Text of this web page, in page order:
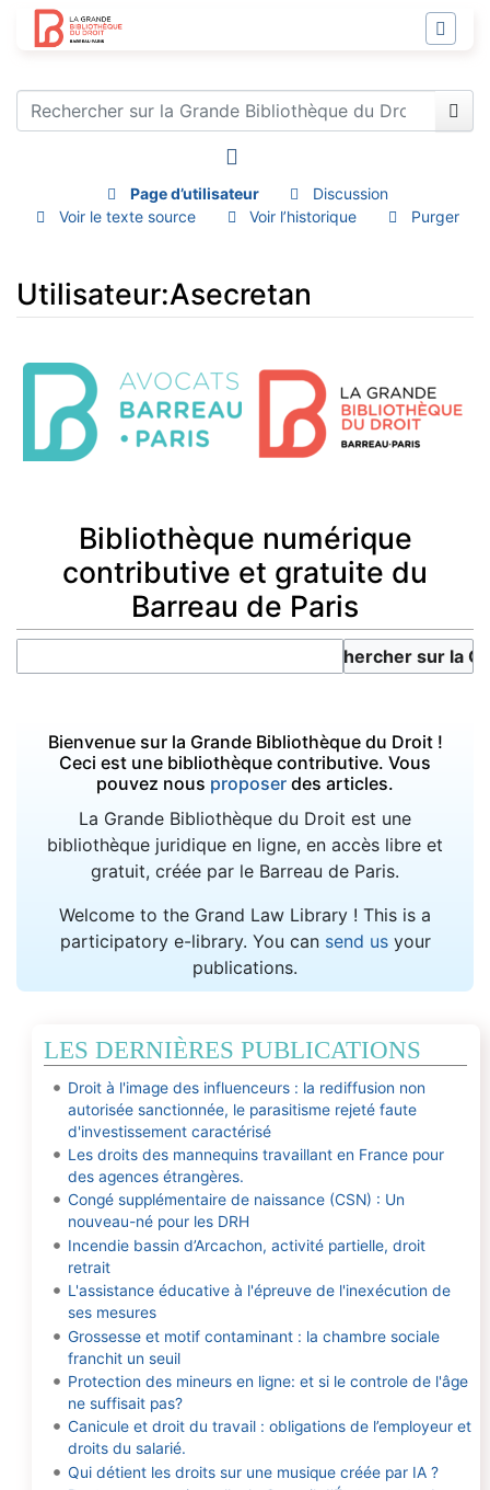
Page d’utilisateur
Discussion
Voir le texte source
Voir l’historique Purger
Utilisateur:Asecretan
Bibliothèque numérique
contributive et gratuite du
Barreau de Paris
Bienvenue sur la Grande Bibliothèque du Droit !
Ceci est une bibliothèque contributive. Vous
pouvez nous proposer des articles.
La Grande Bibliothèque du Droit est une
bibliothèque juridique en ligne, en accès libre et
gratuit, créée par le Barreau de Paris.
Welcome to the Grand Law Library ! This is a
participatory e-library. You can send usyour
publications.
LES DERNIÈRES PUBLICATIONS
Droit à l'image des influenceurs : la rediffusion non
autorisée sanctionnée, le parasitisme rejeté faute
d'investissement caractérisé
Les droits des mannequins travaillant en France pour
des agences étrangères.
Congé supplémentaire de naissance (CSN) : Un
nouveau-né pour les DRH
Incendie bassin d’Arcachon, activité partielle, droit
retrait
L'assistance éducative à l'épreuve de l'inexécution de
ses mesures
Grossesse et motif contaminant : la chambre sociale
franchit un seuil
Protection des mineurs en ligne: et si le controle de l'âge
ne suffisait pas?
Canicule et droit du travail : obligations de l’employeur et
droits du salarié.
Qui détient les droits sur une musique créée par IA ?